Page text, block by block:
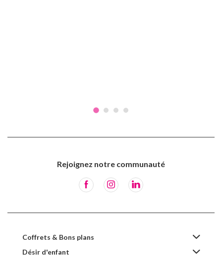
Rejoignez notre communauté
Coffrets & Bons plans
Désir d'enfant